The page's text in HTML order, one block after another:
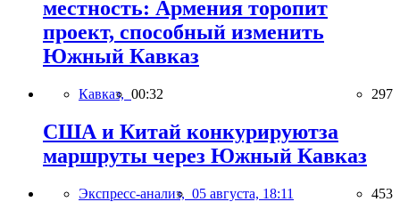
местность: Армения торопит
проект, способный изменить
Южный Кавказ
Кавказ, 00:32 297
США и Китай конкурируютза
маршруты через Южный Кавказ
Экспресс-анализ, 05 августа, 18:11 453